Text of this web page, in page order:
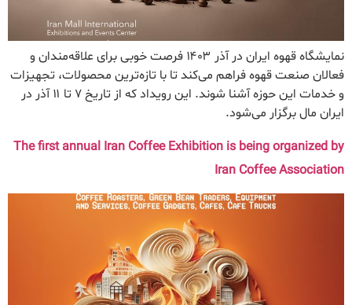
نمایشگاه قهوه ایران در آذر ۱۴۰۳ فرصت خوبی برای علاقه‌مندان و
فعالان صنعت قهوه فراهم می‌کند تا با تازه‌ترین محصولات، تجهیزات
و خدمات این حوزه آشنا شوند. این رویداد که از تاریخ ۷ تا ۱۱ آذر در
ایران مال برگزار می‌شود.
The first annual Iran Coffee Exhibition is being organized by
Iran Coffee Association